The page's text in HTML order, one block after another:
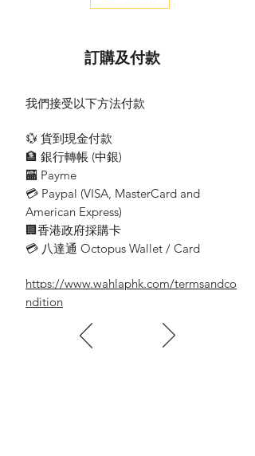
訂購及付款
我們接受以下方法付款
💱 貨到現金付款
🏦 銀行轉帳 (​中銀)
🏧 Payme
💳 Paypal (VISA​, MasterCard and
American Express)
🏢香港政府採購卡
💳 八達通 Octopus Wallet / Card
https://www.wahlaphk.com/termsandco
ndition